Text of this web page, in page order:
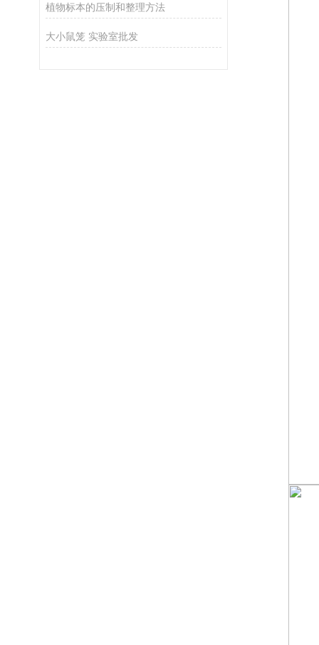
植物标本的压制和整理方法
大小鼠笼 实验室批发